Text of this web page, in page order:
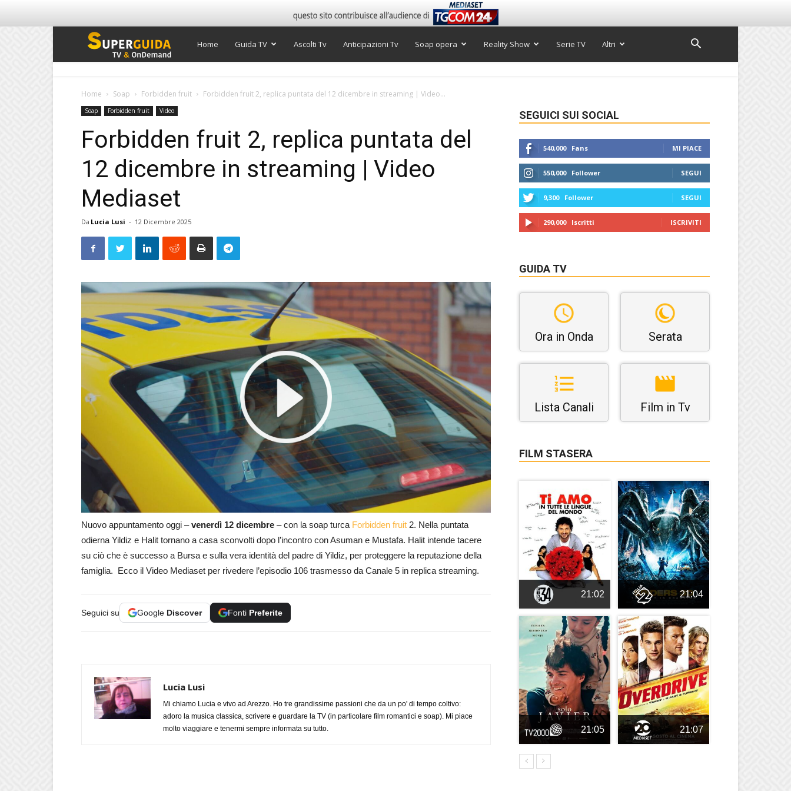
Super
Home Guida TV Ascolti Tv Anticipazioni Tv Soap opera Reality Show Serie TV Altri
Home Soap Forbidden fruit Forbidden fruit 2, replica puntata del 12 dicembre in streaming | Video...
Soap Forbidden fruit Video
Forbidden fruit 2, replica puntata del
12 dicembre in streaming | Video
Mediaset
Da Lucia Lusi - 12 Dicembre 2025
Nuovo appuntamento oggi –venerdì 12 dicembre – con la soap turca Forbidden fruit 2. Nella puntata
odierna Yildiz e Halit tornano a casa sconvolti dopo l’incontro con Asuman e Mustafa. Halit intende tacere
su ciò che è successo a Bursa e sulla vera identità del padre di Yildiz, per proteggere la reputazione della
famiglia. Ecco il Video Mediaset per rivedere l’episodio 106 trasmesso da Canale 5 in replica streaming.
Seguici su Google Discover Fonti Preferite
Lucia Lusi
Mi chiamo Lucia e vivo ad Arezzo. Ho tre grandissime passioni che da un po' di tempo coltivo:
adoro la musica classica, scrivere e guardare la TV (in particolare film romantici e soap). Mi piace
molto viaggiare e tenermi sempre informata su tutto.
SEGUICI SUI SOCIAL
540,000 Fans MI PIACE
550,000 Follower SEGUI
9,300 Follower SEGUI
290,000 Iscritti ISCRIVITI
GUIDA TV
Ora in Onda Serata
Lista Canali Film in Tv
FILM STASERA
21:02 21:04
21:05 21:07